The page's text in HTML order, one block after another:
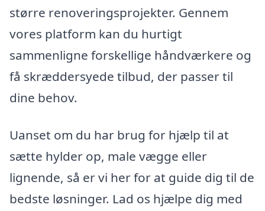
større renoveringsprojekter. Gennem
vores platform kan du hurtigt
sammenligne forskellige håndværkere og
få skræddersyede tilbud, der passer til
dine behov.
Uanset om du har brug for hjælp til at
sætte hylder op, male vægge eller
lignende, så er vi her for at guide dig til de
bedste løsninger. Lad os hjælpe dig med